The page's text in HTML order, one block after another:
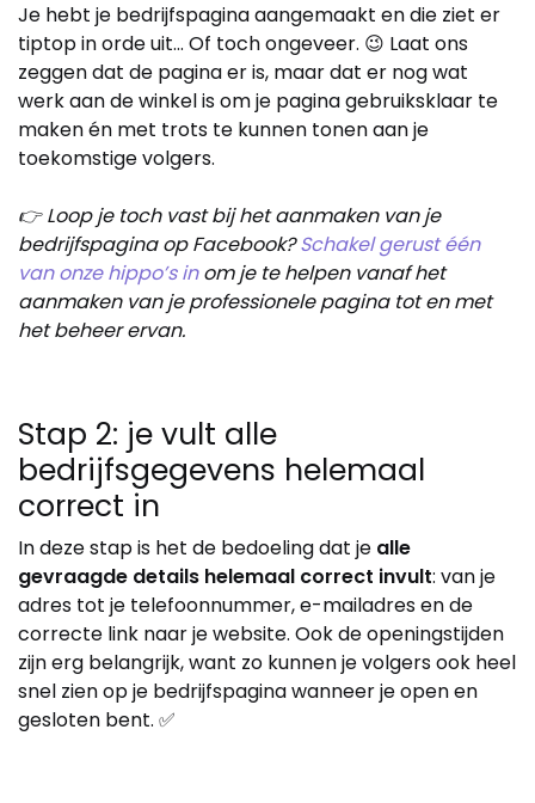
Je hebt je bedrijfspagina aangemaakt en die ziet er
tiptop in orde uit… Of toch ongeveer. 😉 Laat ons
zeggen dat de pagina er is, maar dat er nog wat
werk aan de winkel is om je pagina gebruiksklaar te
maken én met trots te kunnen tonen aan je
toekomstige volgers.
👉 Loop je toch vast bij het aanmaken van je
bedrijfspagina op Facebook?Schakel gerust één
van onze hippo’s inom je te helpen vanaf het
aanmaken van je professionele pagina tot en met
het beheer ervan.
Stap 2: je vult alle
bedrijfsgegevens helemaal
correct in
In deze stap is het de bedoeling dat je alle
gevraagde details helemaal correct invult: van je
adres tot je telefoonnummer, e-mailadres en de
correcte link naar je website. Ook de openingstijden
zijn erg belangrijk, want zo kunnen je volgers ook heel
snel zien op je bedrijfspagina wanneer je open en
gesloten bent. ✅